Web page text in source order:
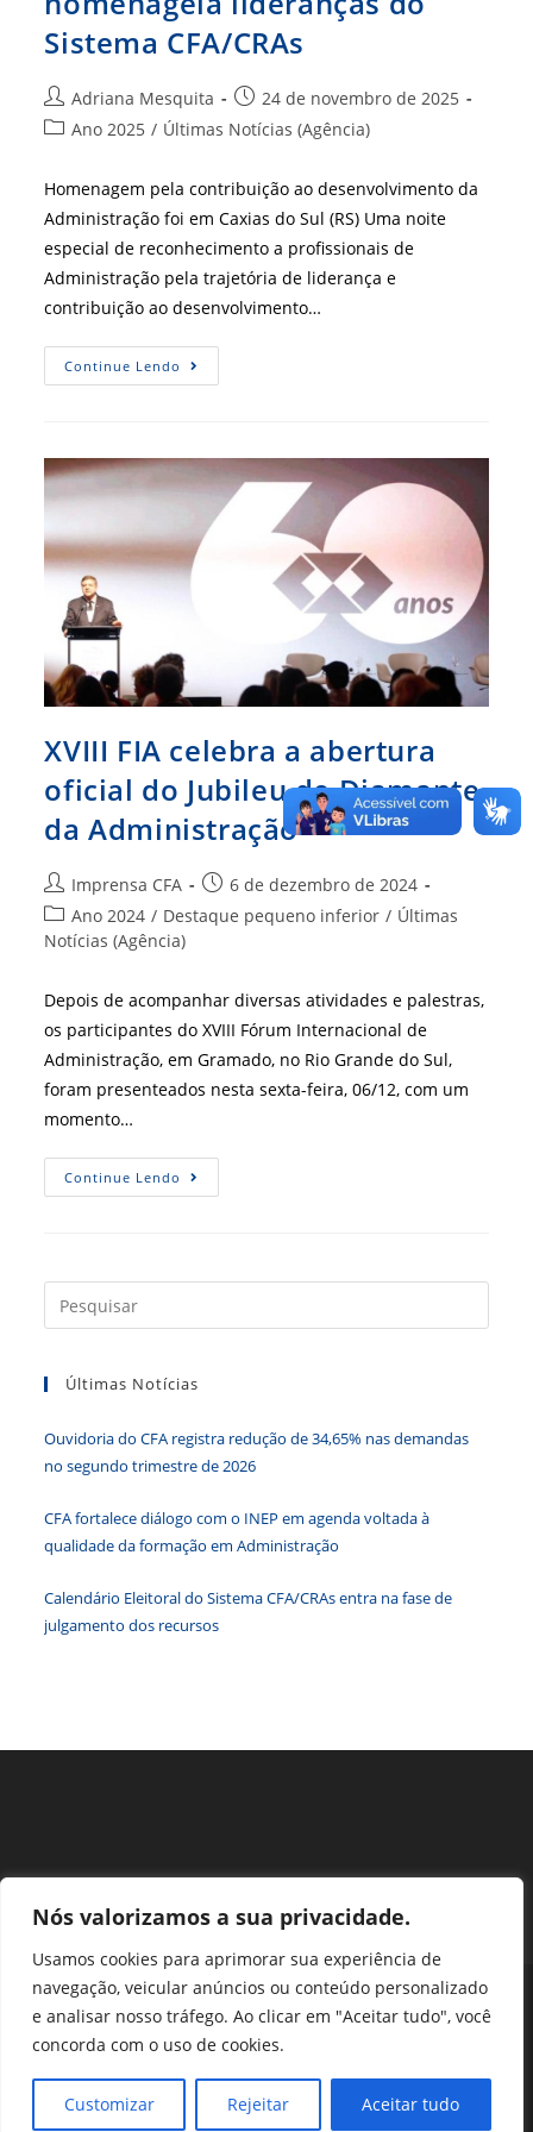
Nós valorizamos a sua privacidade.
Usamos cookies para aprimorar sua experiência de
navegação, veicular anúncios ou conteúdo personalizado
e analisar nosso tráfego. Ao clicar em "Aceitar tudo", você
concorda com o uso de cookies.
Customizar Rejeitar Aceitar tudo
Sistema CFA/CRAs
Autor
do
Adriana Mesquita
Post
publicado:
24 de novembro de 2025
Categoria
Ano 2025 / Últimas Notícias (Agência)
Homenagem pela contribuição ao desenvolvimento da
Administração foi em Caxias do Sul (RS) Uma noite
especial de reconhecimento a profissionais de
Administração pela trajetória de liderança e
contribuição ao desenvolvimento…
Continue Lendo Baile
Dos
Homenageia
Lideranças
Sistema
CFA/CRAs
XVIII FIA celebra a abertura
oficial do Jubileu de Diamante
da Administração
Autor
do
post:
Imprensa CFA
Post
publicado:
6 de dezembro de 2024
Categoria
do
Ano 2024 / Destaque pequeno inferior / Últimas
Notícias (Agência)
Depois de acompanhar diversas atividades e palestras,
os participantes do XVIII Fórum Internacional de
Administração, em Gramado, no Rio Grande do Sul,
foram presenteados nesta sexta-feira, 06/12, com um
momento…
Continue Lendo XVIII
FIA
Do
Diamante
a
Últimas Notícias
Ouvidoria do CFA registra redução de 34,65% nas demandas
no segundo trimestre de 2026
CFA fortalece diálogo com o INEP em agenda voltada à
qualidade da formação em Administração
Calendário Eleitoral do Sistema CFA/CRAs entra na fase de
julgamento dos recursos
Perguntas Frequentes
Ouvidoria
Transparência e prestação de contas
Assessoria de Imprensa
Setor de Autarquias Sul 1 Bloco L Edificio CFA - Asa Sul, Brasília -
DF, 70070-932 | Telefone: (61) 3218-1800 | cfa@cfa.org.br |